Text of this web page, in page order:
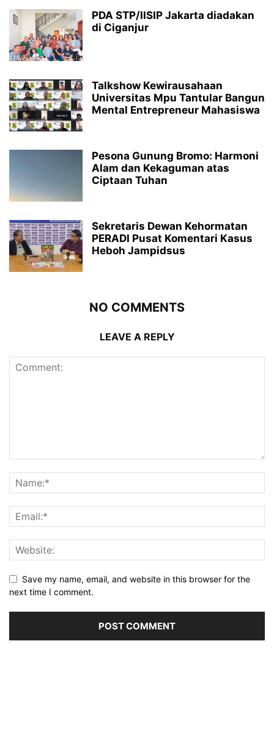
PDA STP/IISIP Jakarta diadakan
di Ciganjur
Talkshow Kewirausahaan
Universitas Mpu Tantular Bangun
Mental Entrepreneur Mahasiswa
Pesona Gunung Bromo: Harmoni
Alam dan Kekaguman atas
Ciptaan Tuhan
Sekretaris Dewan Kehormatan
PERADI Pusat Komentari Kasus
Heboh Jampidsus
NO COMMENTS
LEAVE A REPLY
Save my name, email, and website in this browser for the
next time I comment.